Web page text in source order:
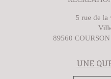
5 rue de la
89560
UNE